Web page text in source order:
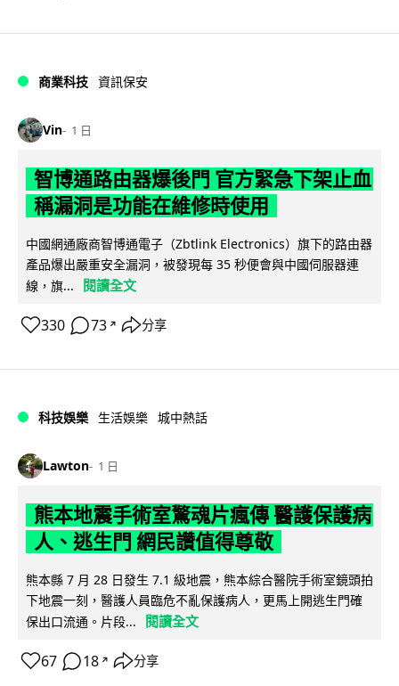
商業科技 資訊保安
Vin 1 日
智博通路由器爆後門 官方緊急下架止血
稱漏洞是功能在維修時使用
中國網通廠商智博通電子（Zbtlink Electronics）旗下的路由器
產品爆出嚴重安全漏洞，被發現每 35 秒便會與中國伺服器連
線，旗...
閱讀全文
330 73 ↗ 分享
科技娛樂 生活娛樂 城中熱話
Lawton 1 日
熊本地震手術室驚魂片瘋傳 醫護保護病
人、逃生門 網民讚值得尊敬
熊本縣 7 月 28 日發生 7.1 級地震，熊本綜合醫院手術室鏡頭拍
下地震一刻，醫護人員臨危不亂保護病人，更馬上開逃生門確
保出口流通。片段...
閱讀全文
67 18 ↗ 分享